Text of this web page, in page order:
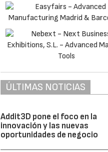
ÚLTIMAS NOTICIAS
Addit3D pone el foco en la
innovación y las nuevas
oportunidades de negocio